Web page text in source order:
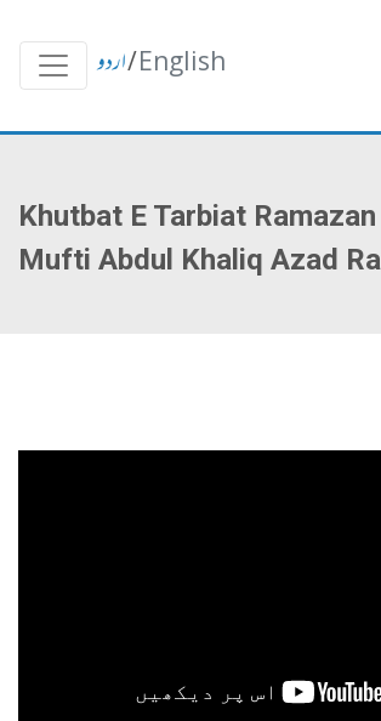
English
/اردو
Khutbat E Tarbiat
Mufti Abdul Khaliq Azad